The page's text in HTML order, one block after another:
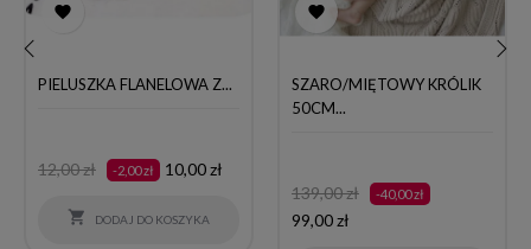

PIELUSZKA FLANELOWA Z...
Cena
12,00 zł -2,00 zł Cena
10,00 zł
 DODAJ DO KOSZYKA

SZARO/MIĘTOWY KRÓLIK
50CM...
Cena
podstawowa
139,00 zł -40,00 zł Cena
99,00 zł